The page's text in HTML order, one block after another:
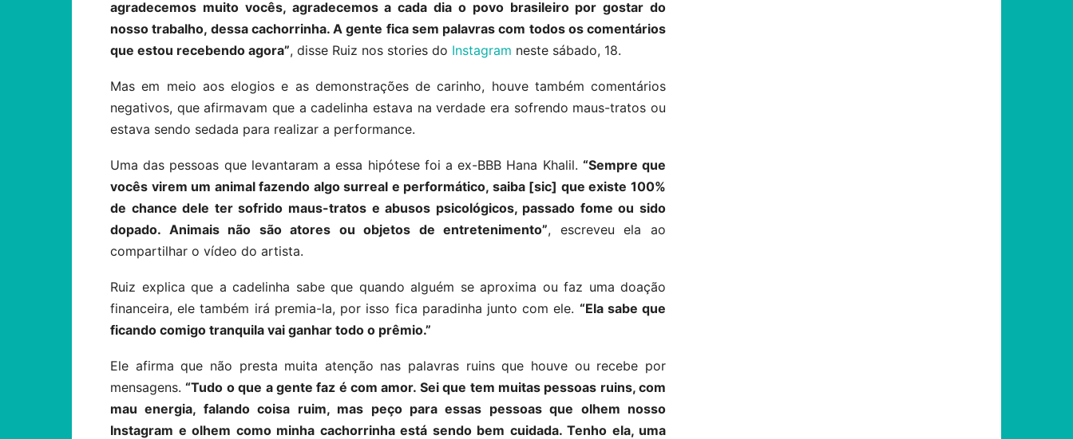
agradecemos muito vocês, agradecemos a cada dia o povo brasileiro por gostar do
nosso trabalho, dessa cachorrinha. A gente fica sem palavras com todos os comentários
que estou recebendo agora”, disse Ruiz nos stories do Instagram neste sábado, 18.
Mas em meio aos elogios e as demonstrações de carinho, houve também comentários
negativos, que afirmavam que a cadelinha estava na verdade era sofrendo maus-tratos ou
estava sendo sedada para realizar a performance.
Uma das pessoas que levantaram a essa hipótese foi a ex-BBB Hana Khalil. “Sempre que
vocês virem um animal fazendo algo surreal e performático, saiba [sic] que existe 100%
de chance dele ter sofrido maus-tratos e abusos psicológicos, passado fome ou sido
dopado. Animais não são atores ou objetos de entretenimento”, escreveu ela ao
compartilhar o vídeo do artista.
Ruiz explica que a cadelinha sabe que quando alguém se aproxima ou faz uma doação
financeira, ele também irá premia-la, por isso fica paradinha junto com ele. “Ela sabe que
ficando comigo tranquila vai ganhar todo o prêmio.”
Ele afirma que não presta muita atenção nas palavras ruins que houve ou recebe por
mensagens.“Tudo o que a gente faz é com amor. Sei que tem muitas pessoas ruins, com
mau energia, falando coisa ruim, mas peço para essas pessoas que olhem nosso
Instagram e olhem como minha cachorrinha está sendo bem cuidada. Tenho ela, uma